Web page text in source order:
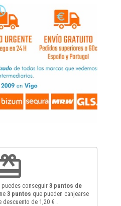
conseguir 3 puntos de
3 puntos que pueden canjearse
descuento de 1,20 €